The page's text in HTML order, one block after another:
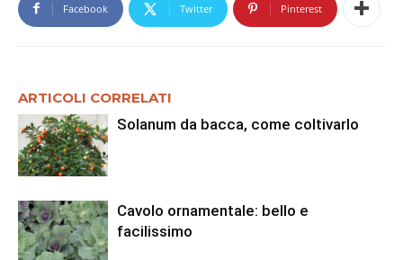
Facebook Twitter Pinterest
ARTICOLI CORRELATI
Solanum da bacca, come coltivarlo
Cavolo ornamentale: bello e
facilissimo